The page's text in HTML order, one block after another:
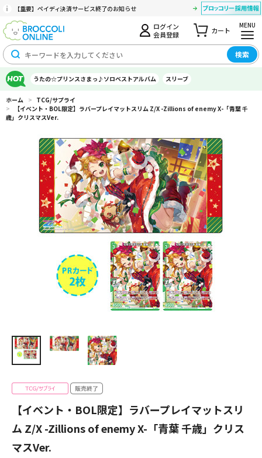
【重要】ペイディ決済サービス終了のお知らせ
ログイン
会員登録
カート
MENU
検索
うたの☆プリンスさまっ♪ソロベストアルバム スリーブ
ホーム > TCG/サプライ
>
【イベント・BOL限定】ラバープレイマットスリム Z/X -Zillions of enemy X-「青葉 千
歳」クリスマスVer.
【イベント・BOL限定】ラバープレイマットスリ
ム Z/X -Zillions of enemy X-「青葉 千歳」クリス
マスVer.